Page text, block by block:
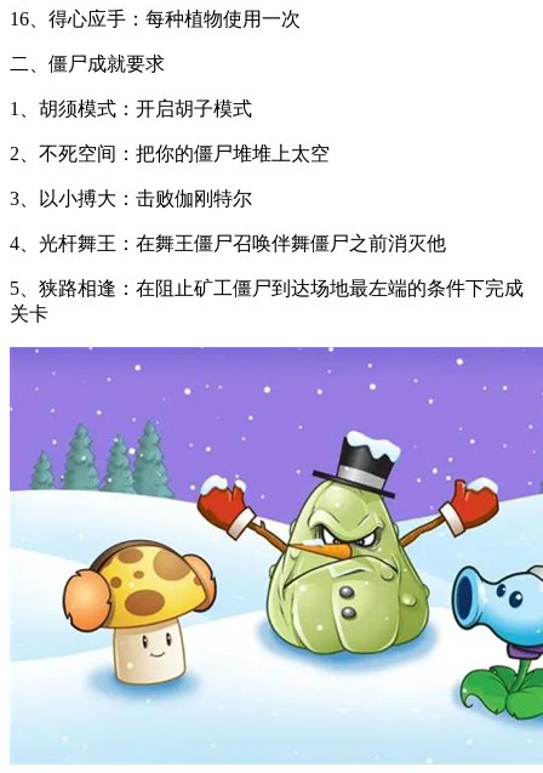
16、得心应手：每种植物使用一次
二、僵尸成就要求
1、胡须模式：开启胡子模式
2、不死空间：把你的僵尸堆堆上太空
3、以小搏大：击败伽刚特尔
4、光杆舞王：在舞王僵尸召唤伴舞僵尸之前消灭他
5、狭路相逢：在阻止矿工僵尸到达场地最左端的条件下完成
关卡